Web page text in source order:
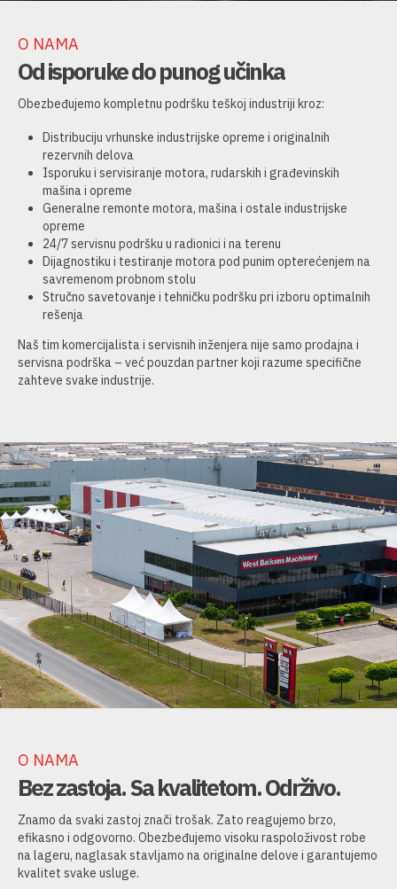
O NAMA
Od isporuke do punog učinka
Obezbeđujemo kompletnu podršku teškoj industriji kroz:
Distribuciju vrhunske industrijske opreme i originalnih
rezervnih delova
Isporuku i servisiranje motora, rudarskih i građevinskih
mašina i opreme
Generalne remonte motora, mašina i ostale industrijske
opreme
24/7 servisnu podršku u radionici i na terenu
Dijagnostiku i testiranje motora pod punim opterećenjem na
savremenom probnom stolu
Stručno savetovanje i tehničku podršku pri izboru optimalnih
rešenja
Naš tim komercijalista i servisnih inženjera nije samo prodajna i
servisna podrška – već pouzdan partner koji razume specifične
zahteve svake industrije.
O NAMA
Bez zastoja. Sa kvalitetom. Održivo.
Znamo da svaki zastoj znači trošak. Zato reagujemo brzo,
efikasno i odgovorno. Obezbeđujemo visoku raspoloživost robe
na lageru, naglasak stavljamo na originalne delove i garantujemo
kvalitet svake usluge.